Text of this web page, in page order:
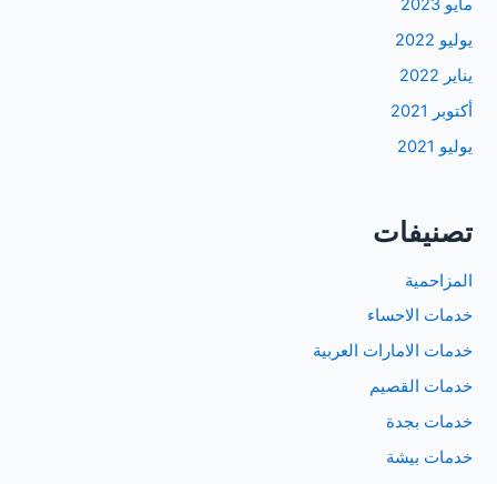
مايو 2023
يوليو 2022
يناير 2022
أكتوبر 2021
يوليو 2021
تصنيفات
المزاحمية
خدمات الاحساء
خدمات الامارات العربية
خدمات القصيم
خدمات بجدة
خدمات بيشة